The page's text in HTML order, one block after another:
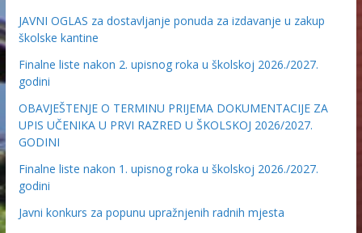
JAVNI OGLAS za dostavljanje ponuda za izdavanje u zakup
školske kantine
Finalne liste nakon 2. upisnog roka u školskoj 2026./2027.
godini
OBAVJEŠTENJE O TERMINU PRIJEMA DOKUMENTACIJE ZA
UPIS UČENIKA U PRVI RAZRED U ŠKOLSKOJ 2026/2027.
GODINI
Finalne liste nakon 1. upisnog roka u školskoj 2026./2027.
godini
Javni konkurs za popunu upražnjenih radnih mjesta